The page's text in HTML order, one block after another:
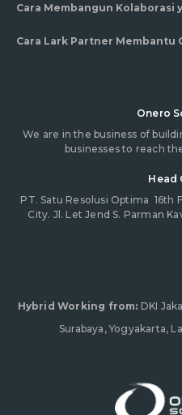
Cara Membangun Kolaborasi
Cara Lark Partner Membantu
Onero
We are in the business of
businesses to reach
Head
PT. Satu Resolusi Optima 16th
City. Jl. Let Jend S. Parman
Hybrid Working from: DKI
Surabaya, Yogyakarta,